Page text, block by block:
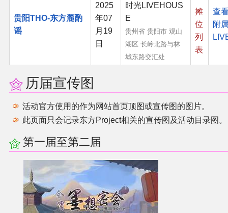
贵阳THO-东方麓酌
谣
2025
年07
月19
日
时光LIVEHOUS
E
贵州省 贵阳市 观山
湖区 长岭北路与林
城东路交汇处
摊
位
列
表
查
附
历届宣传图
活动官方使用的作为网站首页顶图或宣传图的图片。
此页面只会记录东方Project相关的宣传图及活动目录图。
第一届至第二届
联系管理员
关于THBWiki
捐款支持